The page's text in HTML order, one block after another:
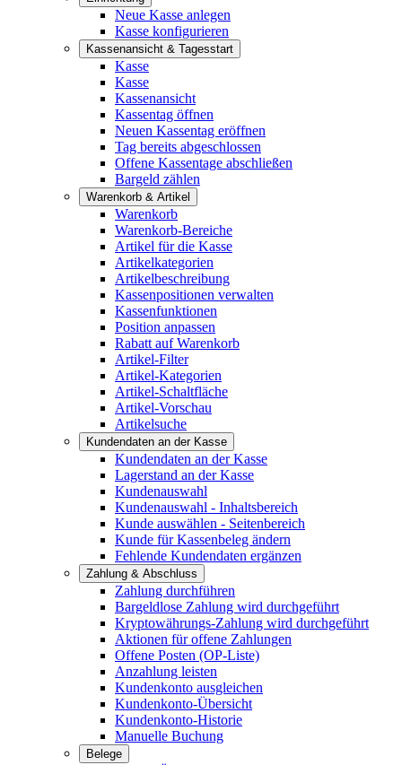
Neue Kasse anlegen
Kasse konfigurieren
Kassenansicht & Tagesstart
Kasse
Kasse
Kassenansicht
Kassentag öffnen
Neuen Kassentag eröffnen
Tag bereits abgeschlossen
Offene Kassentage abschließen
Bargeld zählen
Warenkorb & Artikel
Warenkorb
Warenkorb-Bereiche
Artikel für die Kasse
Artikelkategorien
Artikelbeschreibung
Kassenpositionen verwalten
Kassenfunktionen
Position anpassen
Rabatt auf Warenkorb
Artikel-Filter
Artikel-Kategorien
Artikel-Schaltfläche
Artikel-Vorschau
Artikelsuche
Kundendaten an der Kasse
Kundendaten an der Kasse
Lagerstand an der Kasse
Kundenauswahl
Kundenauswahl - Inhaltsbereich
Kunde auswählen - Seitenbereich
Kunde für Kassenbeleg ändern
Fehlende Kundendaten ergänzen
Zahlung & Abschluss
Zahlung durchführen
Bargeldlose Zahlung wird durchgeführt
Kryptowährungs-Zahlung wird durchgeführt
Aktionen für offene Zahlungen
Offene Posten (OP-Liste)
Anzahlung leisten
Kundenkonto ausgleichen
Kundenkonto-Übersicht
Kundenkonto-Historie
Manuelle Buchung
Belege